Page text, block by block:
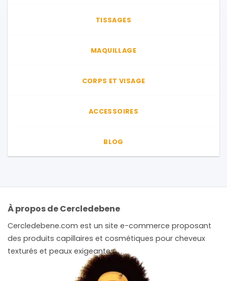
TISSAGES
MAQUILLAGE
CORPS ET VISAGE
ACCESSOIRES
BLOG
À propos de Cercledebene
Cercledebene.com est un site e-commerce proposant
des produits capillaires et cosmétiques pour cheveux
texturés et peaux exigeantes.